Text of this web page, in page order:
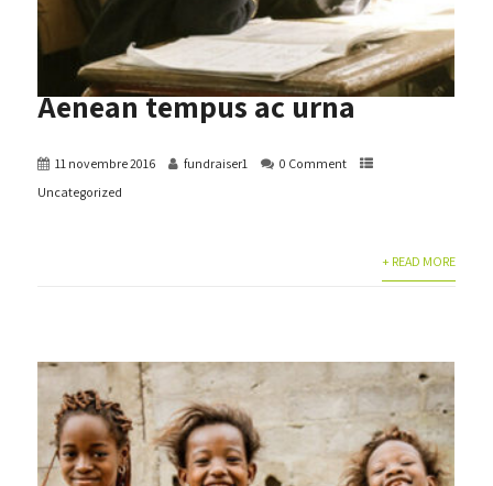
Aenean tempus ac urna
11 novembre 2016 fundraiser1
0 Comment
Uncategorized
+ READ MORE